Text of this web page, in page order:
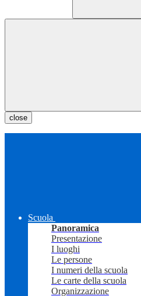
close
Scuola
Panoramica
Presentazione
I luoghi
Le persone
I numeri della scuola
Le carte della scuola
Organizzazione